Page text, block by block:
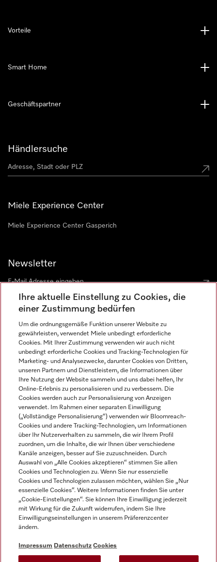
Händlersuche
Miele Experience Center
Miele Experience Center Gasperich
Newsletter
Sprache
DEUTSCH
Vorteile
Smart Home
Geschäftspartner
Impressum
AGB
Datenschutz
Nutzungsbedingungen
Gesetzen über digitale Dienste
Miele auf Instagram
Miele auf Youtube
Ihre aktuelle Einstellung zu Cookies, die
einer Zustimmung bedürfen
Um die ordnungsgemäße Funktion unserer Website zu
gewährleisten, verwendet Miele unbedingt erforderliche
Cookies. Mit Ihrer Zustimmung verwenden wir auch nicht
unbedingt erforderliche Cookies und Tracking-Technologien für
Marketing- und Analysezwecke, darunter Cookies von Dritten,
unseren Partnern und Dienstleistern, die Informationen über
Ihre Nutzung der Website sammeln und uns dabei helfen, Ihr
Online-Erlebnis zu personalisieren und zu verbessern. Die
Cookies werden auch zur Personalisierung von Anzeigen
verwendet. Im Rahmen einer separaten Einwilligung
(„Vollständige Personalisierung“) verwenden wir Bloomreach-
Cookies und andere Tracking-Technologien, um Informationen
über Ihr Nutzerverhalten zu sammeln, die wir Ihrem Profil
zuordnen, um die Inhalte, die wir Ihnen über verschiedene
Kanäle anzeigen, besser auf Sie zuzuschneiden. Durch
Auswahl von „Alle Cookies akzeptieren“ stimmen Sie allen
Cookies und Technologien zu. Wenn Sie nur essenzielle
Cookies und Technologien zulassen möchten, wählen Sie „Nur
essenzielle Cookies“. Weitere Informationen finden Sie unter
„Cookie-Einstellungen“. Sie können Ihre Einwilligung jederzeit
mit Wirkung für die Zukunft widerrufen, indem Sie Ihre
Einwilligungseinstellungen in unserem Präferenzcenter
ändern.
Impressum Datenschutz Cookies